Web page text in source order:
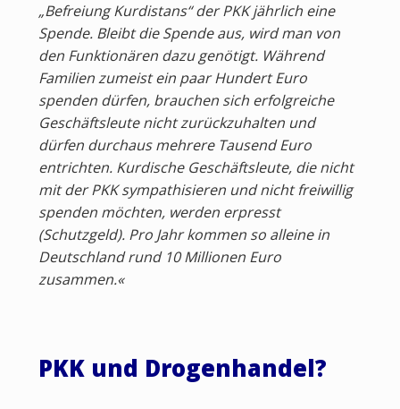
„Befreiung Kurdistans“ der PKK jährlich eine
Spende. Bleibt die Spende aus, wird man von
den Funktionären dazu genötigt. Während
Familien zumeist ein paar Hundert Euro
spenden dürfen, brauchen sich erfolgreiche
Geschäftsleute nicht zurückzuhalten und
dürfen durchaus mehrere Tausend Euro
entrichten. Kurdische Geschäftsleute, die nicht
mit der PKK sympathisieren und nicht freiwillig
spenden möchten, werden erpresst
(Schutzgeld). Pro Jahr kommen so alleine in
Deutschland rund 10 Millionen Euro
zusammen.«
PKK und Drogenhandel?